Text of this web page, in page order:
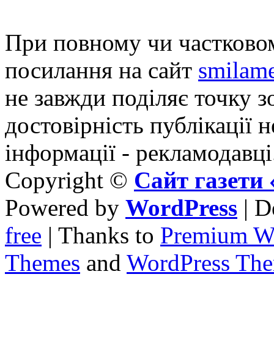
При повному чи
посилання на сайт
не завжди поділяє точку
достовірність публікації
інформації -
Copyright © Сайт
Powered by WordPress |
free | Thanks to Premium
Themes and WordPress